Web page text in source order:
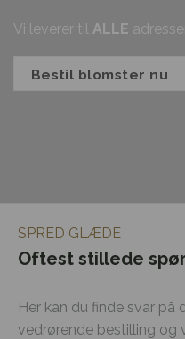
Vi leverer til ALLE
Bestil blomster nu
SPRED GLÆDE
Oftest stillede
Her kan du finde svar
vedrørende bestilling og